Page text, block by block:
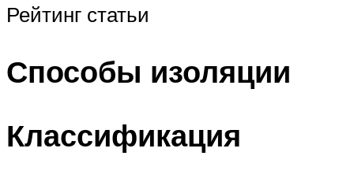
Рейтинг статьи
Способы изоляции
Классификация